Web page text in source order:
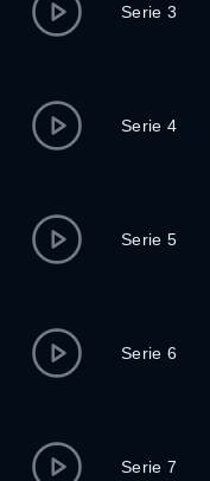
Serie 3
Serie 4
Serie 5
Serie 6
Serie 7